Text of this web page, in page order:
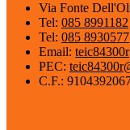
Via Fonte
Tel: 085 8991182
Tel: 085 8930577
Email:
PEC:
C.F.: